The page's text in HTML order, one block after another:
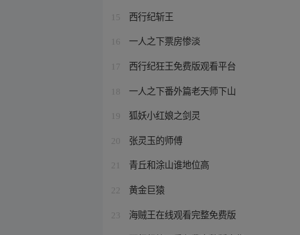
15 西行纪斩王
16 一人之下票房惨淡
17 西行纪狂王免费版观看平台
18 一人之下番外篇老天师下山
19 狐妖小红娘之剑灵
20 张灵玉的师傅
21 青丘和涂山谁地位高
22 黄金巨猿
23 海贼王在线观看完整免费版